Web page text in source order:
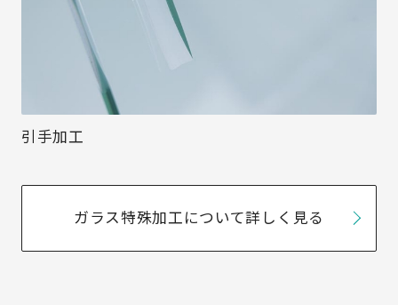
引手加工
ガラス特殊加工について詳しく見る